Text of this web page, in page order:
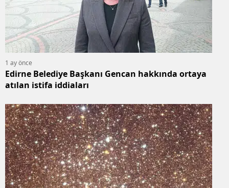
1 ay önce
Edirne Belediye Başkanı Gencan hakkında ortaya
atılan istifa iddiaları